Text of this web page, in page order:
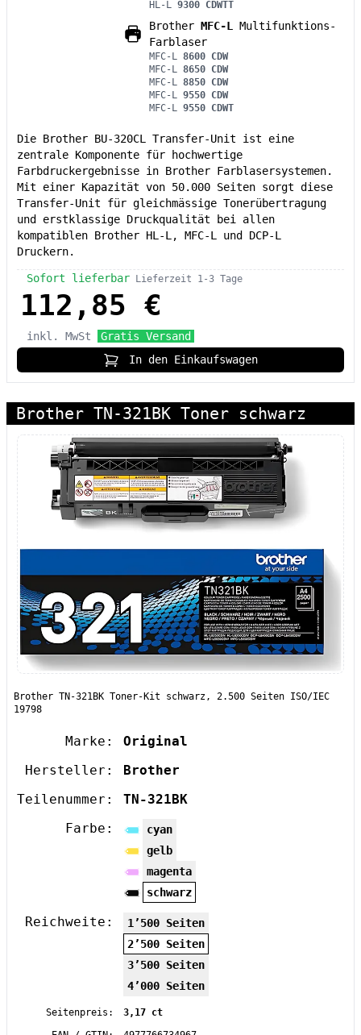
HL-L
9300 CDWTT
Brother MFC-L
Multifunktions-
Farblaser
MFC-L
8600 CDW
MFC-L
8650 CDW
MFC-L
8850 CDW
MFC-L
9550 CDW
MFC-L
9550 CDWT
Die Brother BU-320CL Transfer-Unit ist eine
zentrale Komponente für hochwertige
Farbdruckergebnisse in Brother Farblasersystemen.
Mit einer Kapazität von 50.000 Seiten sorgt diese
Transfer-Unit für gleichmässige Tonerübertragung
und erstklassige Druckqualität bei allen
kompatiblen Brother HL-L, MFC-L und DCP-L
Druckern.
Sofort lieferbar Lieferzeit 1-3 Tage
112,85 €
inkl. MwSt
Gratis Versand
In den Einkaufswagen
Brother TN-321BK Toner schwarz
Brother TN-321BK Toner-Kit schwarz, 2.500 Seiten ISO/IEC
19798
Marke:
Original
Hersteller:
Brother
Teilenummer:
TN-321BK
Farbe:
cyan
gelb
magenta
schwarz
Reichweite:
1’500 Seiten
2’500 Seiten
3’500 Seiten
4’000 Seiten
Seitenpreis:
3,17 ct